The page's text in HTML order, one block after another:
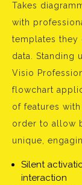
Takes
with
templates they
data. Standing
Visio
flowchart
of features
order to allow
unique,
Silent
interaction